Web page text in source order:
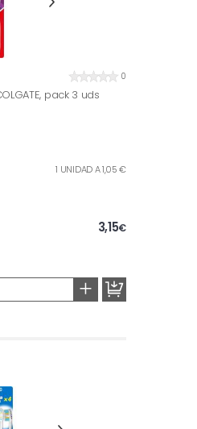
0
pack 3 uds
1 UNIDAD A 1,05 €
3,15€
+